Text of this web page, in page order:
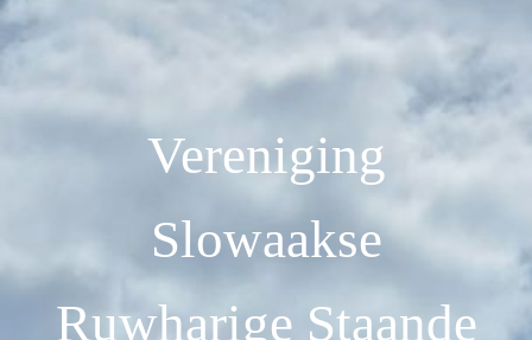
Vereniging
Slowaakse
Ruwharige Staande